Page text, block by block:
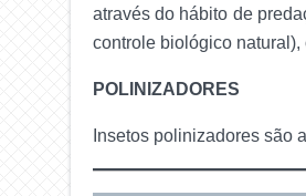
através do hábito de
controle biológico
POLINIZADORES
Insetos polinizadores são